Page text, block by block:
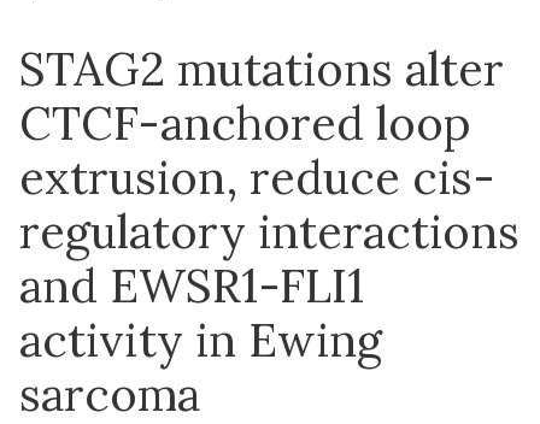
STAG2 mutations alter
CTCF-anchored loop
extrusion, reduce cis-
regulatory interactions
and EWSR1-FLI1
activity in Ewing
sarcoma